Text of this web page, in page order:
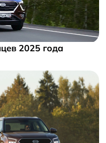
2025 года